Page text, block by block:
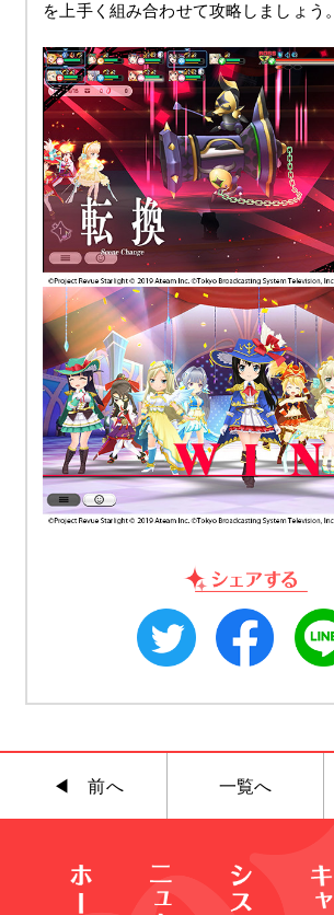
を上手く組み合わせて攻略しましょう。
◀︎ 前へ 一覧へ